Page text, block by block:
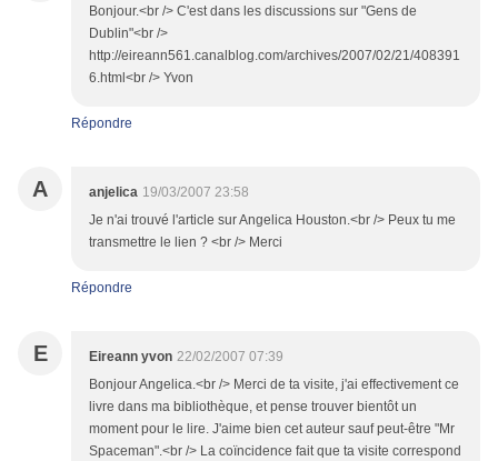
Bonjour.<br /> C'est dans les discussions sur "Gens de
Dublin"<br />
http://eireann561.canalblog.com/archives/2007/02/21/408391
6.html<br /> Yvon
Répondre
A anjelica 19/03/2007 23:58
Je n'ai trouvé l'article sur Angelica Houston.<br /> Peux tu me
transmettre le lien ? <br /> Merci
Répondre
E Eireann yvon 22/02/2007 07:39
Bonjour Angelica.<br /> Merci de ta visite, j'ai effectivement ce
livre dans ma bibliothèque, et pense trouver bientôt un
moment pour le lire. J'aime bien cet auteur sauf peut-être "Mr
Spaceman".<br /> La coïncidence fait que ta visite correspond